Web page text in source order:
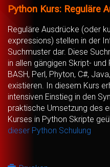
Python Kurs: Reguläre
Reguläre Ausdrücke (oder
expressions) stellen in der
Suchmuster dar. Diese
in allen gängigen Skript-
BASH, Perl, Phyton, C#,
existieren. In diesem Kurs
intensiven Einstieg in den
praktische Umsetzung des
Kurses in Python Skripte
dieser Python Schulung